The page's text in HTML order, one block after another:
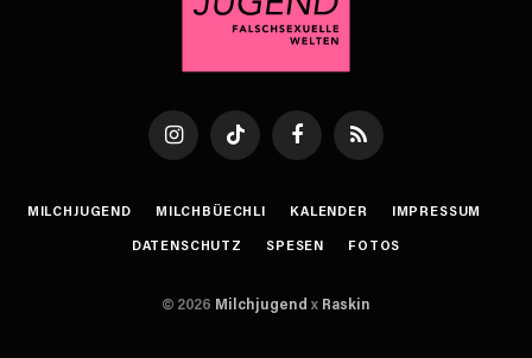
InstagramTikTok FacebookRSS
MILCHJUGEND MILCHBÜECHLI KALENDER
IMPRESSUM
DATENSCHUTZ
SPESEN FOTOS
© 2026 Milchjugend x Raskin